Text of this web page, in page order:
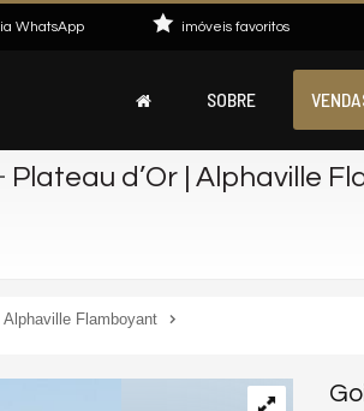
WhatsApp imóveis favoritos
SOBRE
Plateau d’Or | Alphaville
Alphaville Flamboyant